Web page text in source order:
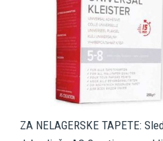
ZA NELAGERSKE TAPETE: